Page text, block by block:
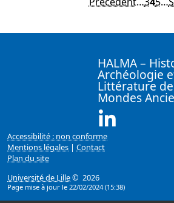
HALMA –
Archéologie
Littérature
Mondes
Accessibilité : non conforme
Mentions légales | Contact
Plan du site
Université de Lille© 2026
Page mise à jour le 22/02/2024 (15:38)